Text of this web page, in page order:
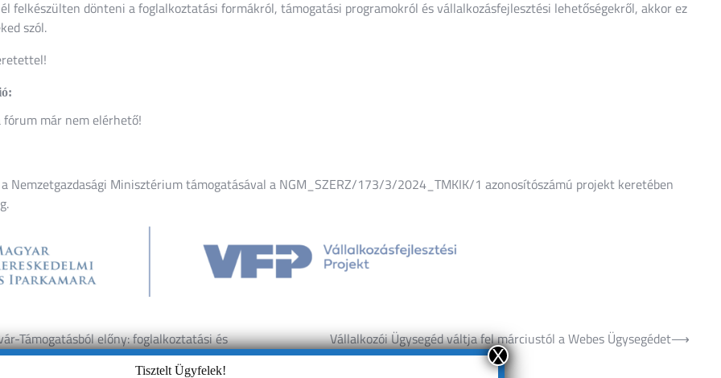
felkészülten dönteni a foglalkoztatási formákról, támogatási programokról és vállalkozásfejlesztési lehetőségekről, akkor ez
szól.
fórum már nem elérhető!
Nemzetgazdasági Minisztérium támogatásával a NGM_SZERZ/173/3/2024_TMKIK/1 azonosítószámú projekt keretében
Támogatásból előny: foglalkoztatási és
programok 2026
Vállalkozói Ügysegéd váltja fel márciustól a Webes Ügysegédet⟶
Tisztelt Ügyfelek!
X